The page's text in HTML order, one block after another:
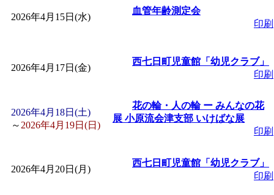
「子育て交流広場「
「赤ちゃん子育て講
付期間：2026/08/10～
付期間：2026/08/10～
2026年4月15日(水)
血管年齢測定会
印刷
2026年4月17日(金)
西七日町児童館「幼児クラブ」
印刷
2026年4月18日(土)
～ 2026年4月19日(日)
花の輪・人の輪 ー みんなの花
展 小原流会津支部 いけばな展
印刷
2026年4月20日(月)
西七日町児童館「幼児クラブ」
印刷